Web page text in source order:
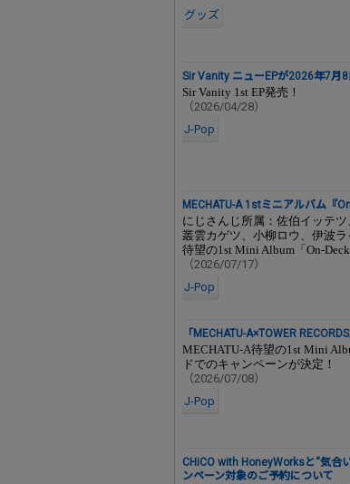
グッズ
Sir Vanity ニューEPが2026年7月
Sir Vanity 1st EP発売！
（2026/04/28）
J-Pop
MECHATU-A 1stミニアルバム『
にじさんじ所属：佐伯イッテ
叢雲カゲツ、小柳ロウ、伊波
待望の1st Mini Album「On-
（2026/07/17）
J-Pop
「MECHATU-A×TOWER
MECHATU-A待望の1st Mini
ドでのキャンペーンが決定！
（2026/07/08）
J-Pop
CHiCO with HoneyWorksと“気合
ンペーン対象のご予約について